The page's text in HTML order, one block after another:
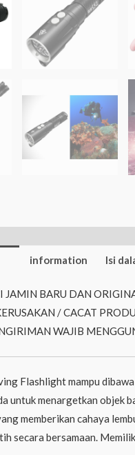
information
Isi
JAMIN BARU DAN
/ CACAT
WAJIB
Flashlight mampu
untuk menargetkan objek
memberikan cahaya
secara bersamaan.